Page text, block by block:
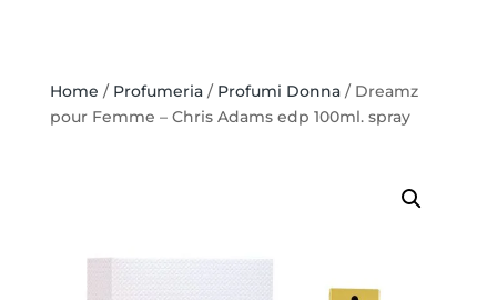
Home / Profumeria/ Profumi Donna/ Dreamz
pour Femme – Chris Adams edp 100ml. spray